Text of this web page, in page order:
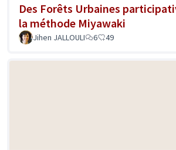
Des Forêts Urbaines
la méthode Miyawaki
Jihen JALLOULI 6 49